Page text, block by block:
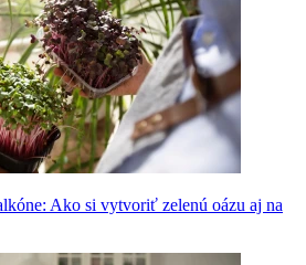
Ako si vytvoriť zelenú oázu aj na